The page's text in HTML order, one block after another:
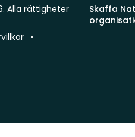
Skaffa
Alla rättigheter